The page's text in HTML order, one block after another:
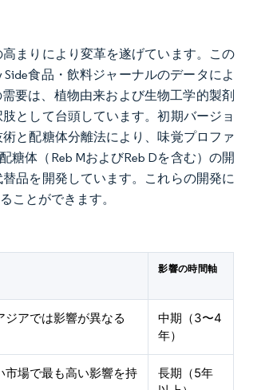
まりにより変革を遂げています。この
食品・飲料ジャーナルのデータによ
要は、植物由来および生物工学的製剤
として台頭しています。初期バージョ
と配糖体分離法により、味覚プロファ
糖体（Reb MおよびReb Dを含む）の開
品を開発しています。これらの開発に
ことができます。
影響の時間軸
ジアでは影響が異なる
中期（3〜4
年）
市場で最も高い影響を持
長期（5年